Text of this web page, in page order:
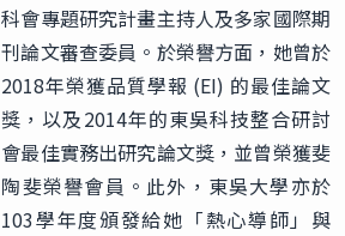
科會專題研究計畫主持人及多家國際期
刊論文審查委員。於榮譽方面，她曾於
2018年榮獲品質學報 (EI) 的最佳論文
獎，以及2014年的東吳科技整合研討
會最佳實務出研究論文獎，並曾榮獲斐
陶斐榮譽會員。此外，東吳大學亦於
103學年度頒發給她「熱心導師」與